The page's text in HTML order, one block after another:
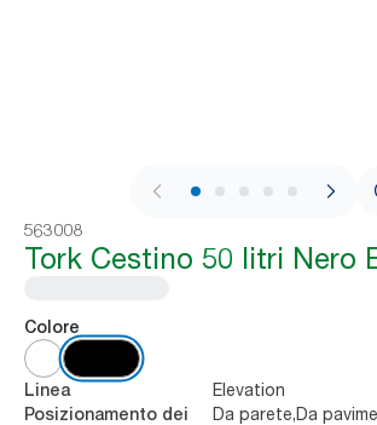
1 / 5
563008
Tork Cestino 50 litri Nero
Colore
Linea Elevation
Posizionamento dei
Da parete,Da